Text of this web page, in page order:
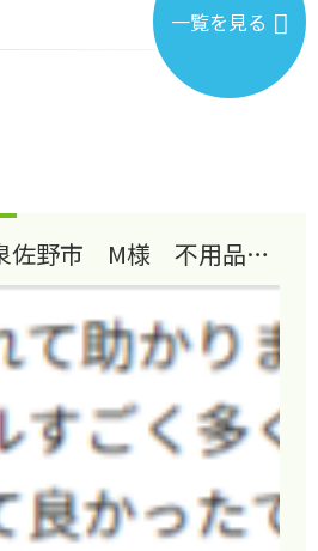
一覧を見る
佐野市 M様 不用品回